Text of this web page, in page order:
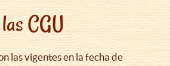
CGU
las vigentes en la fecha de